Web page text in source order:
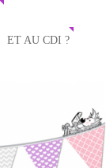
ET AU CDI ?